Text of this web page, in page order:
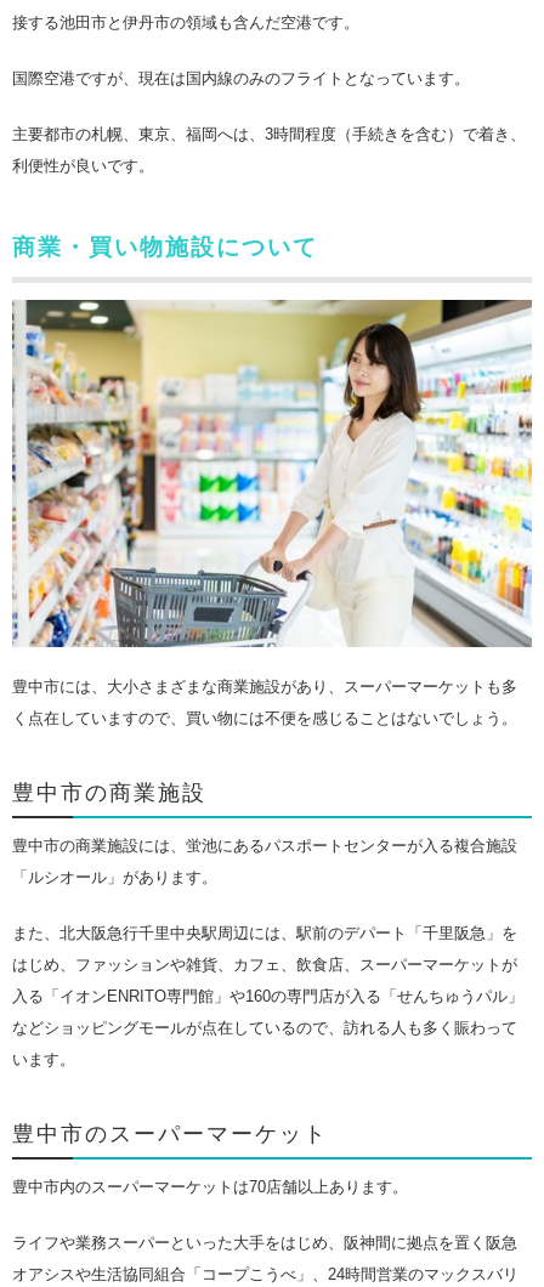
接する池田市と伊丹市の領域も含んだ空港です。
国際空港ですが、現在は国内線のみのフライトとなっています。
主要都市の札幌、東京、福岡へは、3時間程度（手続きを含む）で着き、
利便性が良いです。
商業・買い物施設について
豊中市には、大小さまざまな商業施設があり、スーパーマーケットも多
く点在していますので、買い物には不便を感じることはないでしょう。
豊中市の商業施設
豊中市の商業施設には、蛍池にあるパスポートセンターが入る複合施設
「ルシオール」があります。
また、北大阪急行千里中央駅周辺には、駅前のデパート「千里阪急」を
はじめ、ファッションや雑貨、カフェ、飲食店、スーパーマーケットが
入る「イオンENRITO専門館」や160の専門店が入る「せんちゅうパル」
などショッピングモールが点在しているので、訪れる人も多く賑わって
います。
豊中市のスーパーマーケット
豊中市内のスーパーマーケットは70店舗以上あります。
ライフや業務スーパーといった大手をはじめ、阪神間に拠点を置く阪急
オアシスや生活協同組合「コープこうべ」、24時間営業のマックスバリ